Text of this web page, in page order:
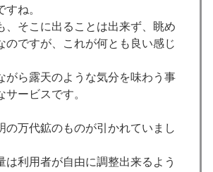
ね。
、そこに出ることは出来ず、眺め
のですが、これが何とも良い感じ
がら露天のような気分を味わう事
サービスです。
の万代鉱のものが引かれていまし
は利用者が自由に調整出来るよう